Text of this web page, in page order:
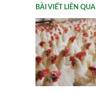
BÀI VIẾT LIÊN